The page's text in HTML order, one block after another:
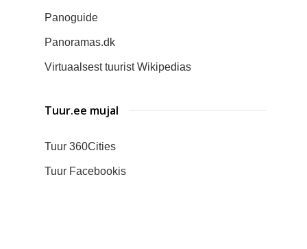
Panoguide
Panoramas.dk
Virtuaalsest tuurist Wikipedias
Tuur.ee mujal
Tuur 360Cities
Tuur Facebookis